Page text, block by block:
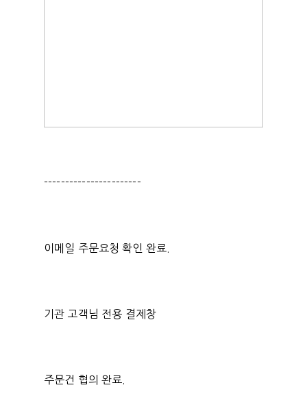
-----------------------
이메일 주문요청 확인 완료.
기관 고객님 전용 결제창
주문건 협의 완료.